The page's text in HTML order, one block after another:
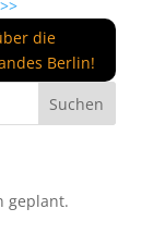
>>
die
Berlin!
geplant.